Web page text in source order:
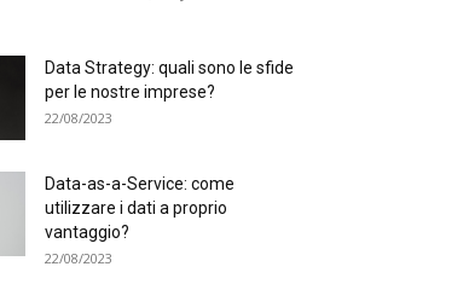
Data Strategy: quali sono le sfide
per le nostre imprese?
22/08/2023
Data-as-a-Service: come
utilizzare i dati a proprio
vantaggio?
22/08/2023